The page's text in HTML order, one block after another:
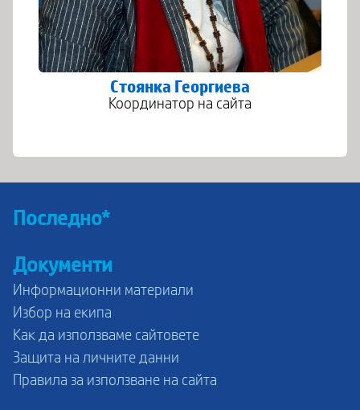
Стоянка Георгиева
Координатор на сайта
Последно*
Документи
Информационни материали
Избор на екипа
Как да използваме сайтовете
Защита на личните данни
Правила за използване на сайта